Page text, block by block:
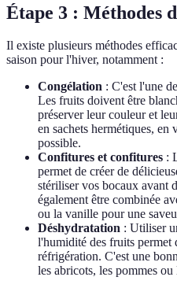
Étape 3 : Méthodes
Il existe plusieurs méthodes
saison pour l'hiver, notamment :
Congélation : C'est l'une
Les fruits doivent être
préserver leur couleur et
en sachets hermétiques,
possible.
Confitures et confitures :
permet de créer de
stériliser vos bocaux avant
également être combinée
ou la vanille pour une
Déshydratation : Utiliser
l'humidité des fruits permet
réfrigération. C'est une
les abricots, les pommes ou